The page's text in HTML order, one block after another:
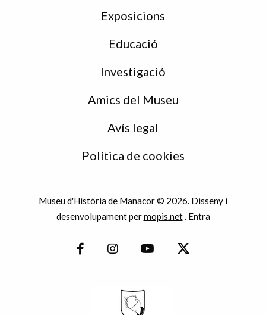
Exposicions
Educació
Investigació
Amics del Museu
Avís legal
Política de cookies
Museu d'Història de Manacor © 2026. Disseny i
desenvolupament permopis.net Entra